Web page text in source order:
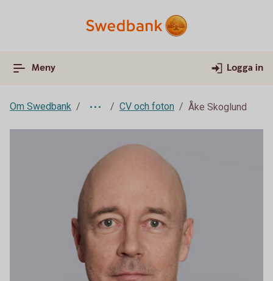
Meny Logga in
Om Swedbank CV och foton Åke Skoglund